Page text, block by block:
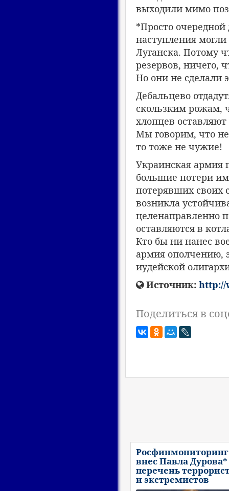
выходили мимо
*Просто
наступления
Луганска. Потому
резервов, ничего,
Но они не сделали
Дебальцево
скользким рожам,
хлопцев
Мы говорим, что
то тоже не чужие!
Украинская армия
большие потери
потерявших своих
возникла
целенаправленно
оставляются в
Кто бы ни нанес
армия ополчению,
иудейской
Источник: http://
Поделиться в
Росфинмониторинг
внес Павла
перечень
и экстремистов